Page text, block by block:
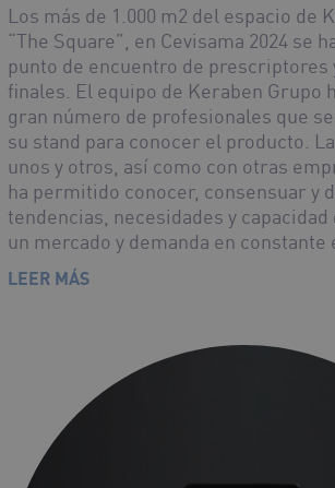
Los más de 1.000 m2 del espacio de
“The Square”, en Cevisama 2024 se
punto de encuentro de prescriptores
finales. El equipo de Keraben Grupo
gran número de profesionales que
su stand para conocer el producto.
unos y otros, así como con otras
ha permitido conocer, consensuar y
tendencias, necesidades y capacidad
un mercado y demanda en constante
LEER MÁS